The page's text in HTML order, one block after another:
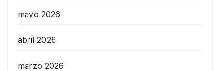
mayo 2026
abril 2026
marzo 2026